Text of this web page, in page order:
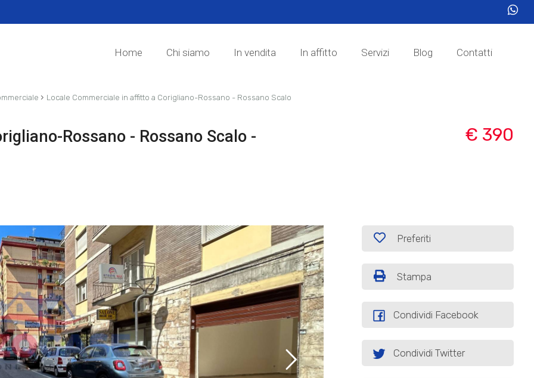
Home Chi siamo In vendita In affitto Servizi Blog Contatti
› Locale Commerciale in affitto a Corigliano-Rossano - Rossano Scalo
Rossano - Rossano Scalo - € 390
Preferiti
Stampa
Condividi Facebook
Condividi Twitter